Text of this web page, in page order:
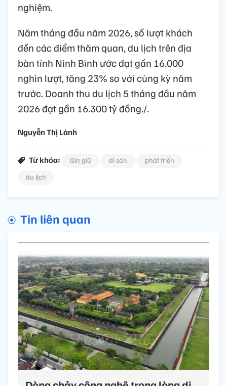
nghiệm.
Năm tháng đầu năm 2026, số lượt khách
đến các điểm thăm quan, du lịch trên địa
bàn tỉnh Ninh Bình ước đạt gần 16.000
nghìn lượt, tăng 23% so với cùng kỳ năm
trước. Doanh thu du lịch 5 tháng đầu năm
2026 đạt gần 16.300 tỷ đồng./.
Nguyễn Thị Lành
Từ khóa: Gìn giữ di sản
phát triển
du lịch
Tin liên quan